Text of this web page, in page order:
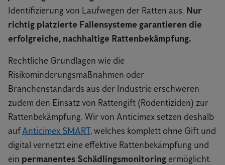
Identifizierung von Laufwegen der Ratten aus. Nur
richtig platzierte Fallensysteme garantieren die
erfolgreiche, nachhaltige Rattenbekämpfung.
Rechtliche Grundlagen wie die
Risikominderungsmaßnahmen oder
Branchenstandards aus der Industrie erschweren
zudem den Einsatz von Rattengift (Rodentiziden) zur
Rattenbekämpfung. Wir von Anticimex setzen deshalb
aufAnticimex SMART, welches komplett ohne Gift und
digital vernetzt eine effektive Rattenbekämpfung und
ein permanentes Schädlingsmonitoring ermöglicht.